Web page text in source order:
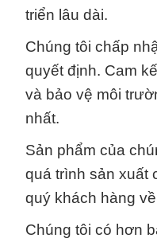
triển lâu dài.
Chúng tôi chấp
quyết định. Cam
và bảo vệ môi
nhất.
Sản phẩm của
quá trình sản xuất
quý khách hàng
Chúng tôi có hơn